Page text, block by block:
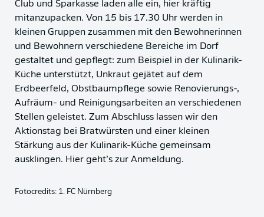
Club und Sparkasse laden alle ein, hier kräftig
mitanzupacken. Von 15 bis 17.30 Uhr werden in
kleinen Gruppen zusammen mit den Bewohnerinnen
und Bewohnern verschiedene Bereiche im Dorf
gestaltet und gepflegt: zum Beispiel in der Kulinarik-
Küche unterstützt, Unkraut gejätet auf dem
Erdbeerfeld, Obstbaumpflege sowie Renovierungs-,
Aufräum- und Reinigungsarbeiten an verschiedenen
Stellen geleistet. Zum Abschluss lassen wir den
Aktionstag bei Bratwürsten und einer kleinen
Stärkung aus der Kulinarik-Küche gemeinsam
ausklingen. Hier geht’s zur Anmeldung.
Fotocredits: 1. FC Nürnberg